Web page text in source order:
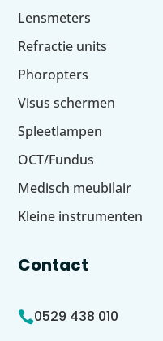
Lensmeters
Refractie units
Phoropters
Visus schermen
Spleetlampen
OCT/Fundus
Medisch meubilair
Kleine instrumenten
Contact
0529 438 010